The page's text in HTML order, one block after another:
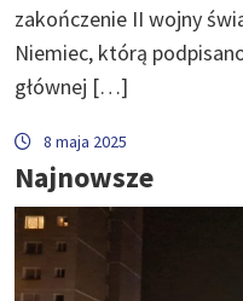
zakończenie II wojny
Niemiec, którą
głównej […]
8 maja 2025
Najnowsze